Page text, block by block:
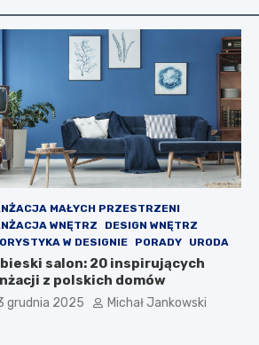
MAŁYCH PRZESTRZENI
WNĘTRZ
DESIGN WNĘTRZ
W DESIGNIE
PORADY URODA
salon: 20 inspirujących
z polskich domów
grudnia 2025 Michał Jankowski